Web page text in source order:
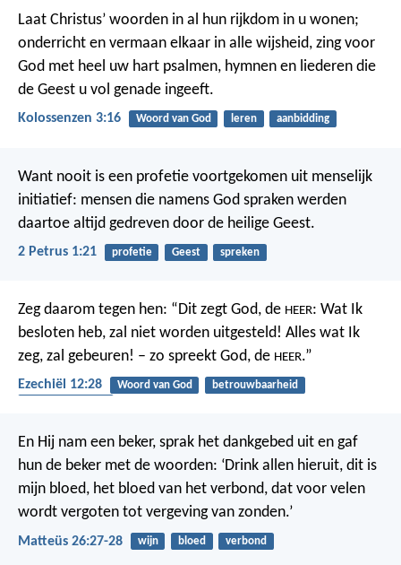
Laat Christus’ woorden in al hun rijkdom in u wonen;
onderricht en vermaan elkaar in alle wijsheid, zing voor
God met heel uw hart psalmen, hymnen en liederen die
de Geest u vol genade ingeeft.
Kolossenzen 3:16 Woord van God leren aanbidding
Want nooit is een profetie voortgekomen uit menselijk
initiatief: mensen die namens God spraken werden
daartoe altijd gedreven door de heilige Geest.
2 Petrus 1:21 profetie Geest spreken
Zeg daarom tegen hen: “Dit zegt God, de HEER: Wat Ik
besloten heb, zal niet worden uitgesteld! Alles wat Ik
zeg, zal gebeuren! – zo spreekt God, de HEER.”
Ezechiël 12:28 Woord van God
betrouwbaarheid
En Hij nam een beker, sprak het dankgebed uit en gaf
hun de beker met de woorden: ‘Drink allen hieruit, dit is
mijn bloed, het bloed van het verbond, dat voor velen
wordt vergoten tot vergeving van zonden.’
Matteüs 26:27-28 wijn bloed verbond